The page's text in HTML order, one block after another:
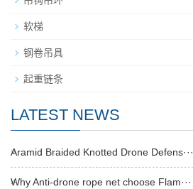
软梯
钢卷吊具
起重链条
LATEST NEWS
Aramid Braided Knotted Drone Defens···
Why Anti-drone rope net choose Flam···